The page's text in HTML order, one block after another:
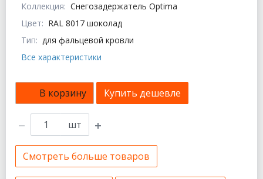
Коллекция: Снегозадержатель Optima
Цвет: RAL 8017 шоколад
Тип: для фальцевой кровли
Все характеристики
В корзину Купить дешевле
шт
Смотреть больше товаров